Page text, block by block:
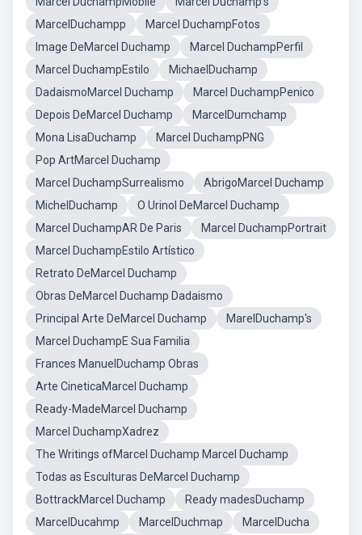
MarcelDuchampp
Marcel DuchampFotos
Image DeMarcel Duchamp
Marcel DuchampPerfil
Marcel DuchampEstilo
MichaelDuchamp
DadaismoMarcel Duchamp
Marcel DuchampPenico
Depois DeMarcel Duchamp
MarcelDumchamp
Mona LisaDuchamp
Marcel DuchampPNG
Pop ArtMarcel Duchamp
Marcel DuchampSurrealismo
AbrigoMarcel Duchamp
MichelDuchamp
O Urinol DeMarcel Duchamp
Marcel DuchampAR De Paris
Marcel DuchampPortrait
Marcel DuchampEstilo Artístico
Retrato DeMarcel Duchamp
Obras DeMarcel Duchamp Dadaismo
Principal Arte DeMarcel Duchamp
MarelDuchamp's
Marcel DuchampE Sua Familia
Frances ManuelDuchamp Obras
Arte CineticaMarcel Duchamp
Ready-MadeMarcel Duchamp
Marcel DuchampXadrez
The Writings ofMarcel Duchamp Marcel Duchamp
Todas as Esculturas DeMarcel Duchamp
BottrackMarcel Duchamp
Ready madesDuchamp
MarcelDucahmp
MarcelDuchmap
MarcelDucha